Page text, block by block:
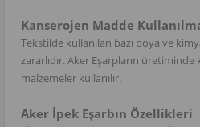
Kanserojen Madde
Tekstilde kullanılan bazı boya ve
zararlıdır. Aker Eşarpların üretiminde
malzemeler kullanılır.
Aker İpek Eşarbın Özellikleri